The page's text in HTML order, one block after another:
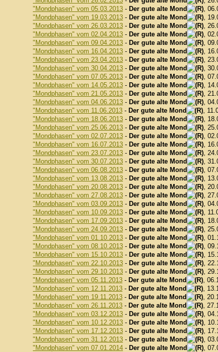
"Mondphasen" vom 05.03.2013 - Der gute alte Mond
,
"Mondphasen" vom 19.03.2013 - Der gute alte Mond
,
"Mondphasen" vom 26.03.2013 - Der gute alte Mond
,
"Mondphasen" vom 02.04.2013 - Der gute alte Mond
,
"Mondphasen" vom 09.04.2013 - Der gute alte Mond
,
"Mondphasen" vom 16.04.2013 - Der gute alte Mond
,
"Mondphasen" vom 23.04.2013 - Der gute alte Mond
,
"Mondphasen" vom 30.04.2013 - Der gute alte Mond
,
"Mondphasen" vom 07.05.2013 - Der gute alte Mond
,
"Mondphasen" vom 14.05.2013 - Der gute alte Mond
,
"Mondphasen" vom 21.05.2013 - Der gute alte Mond
,
"Mondphasen" vom 04.06.2013 - Der gute alte Mond
,
"Mondphasen" vom 11.06.2013 - Der gute alte Mond
,
"Mondphasen" vom 18.06.2013 - Der gute alte Mond
,
"Mondphasen" vom 25.06.2013 - Der gute alte Mond
,
"Mondphasen" vom 02.07.2013 - Der gute alte Mond
,
"Mondphasen" vom 16.07.2013 - Der gute alte Mond
,
"Mondphasen" vom 23.07.2013 - Der gute alte Mond
,
"Mondphasen" vom 30.07.2013 - Der gute alte Mond
,
"Mondphasen" vom 06.08.2013 - Der gute alte Mond
,
"Mondphasen" vom 13.08.2013 - Der gute alte Mond
,
"Mondphasen" vom 20.08.2013 - Der gute alte Mond
,
"Mondphasen" vom 27.08.2013 - Der gute alte Mond
,
"Mondphasen" vom 03.09.2013 - Der gute alte Mond
,
"Mondphasen" vom 10.09.2013 - Der gute alte Mond
,
"Mondphasen" vom 17.09.2013 - Der gute alte Mond
,
"Mondphasen" vom 24.09.2013 - Der gute alte Mond
,
"Mondphasen" vom 01.10.2013 - Der gute alte Mond
,
"Mondphasen" vom 08.10.2013 - Der gute alte Mond
,
"Mondphasen" vom 15.10.2013 - Der gute alte Mond
,
"Mondphasen" vom 22.10.2013 - Der gute alte Mond
,
"Mondphasen" vom 29.10.2013 - Der gute alte Mond
,
"Mondphasen" vom 05.11.2013 - Der gute alte Mond
,
"Mondphasen" vom 12.11.2013 - Der gute alte Mond
,
"Mondphasen" vom 19.11.2013 - Der gute alte Mond
,
"Mondphasen" vom 26.11.2013 - Der gute alte Mond
,
"Mondphasen" vom 03.12.2013 - Der gute alte Mond
,
"Mondphasen" vom 10.12.2013 - Der gute alte Mond
,
"Mondphasen" vom 17.12.2013 - Der gute alte Mond
,
"Mondphasen" vom 31.12.2013 - Der gute alte Mond
,
"Mondphasen" vom 07.01.2014 - Der gute alte Mond
,